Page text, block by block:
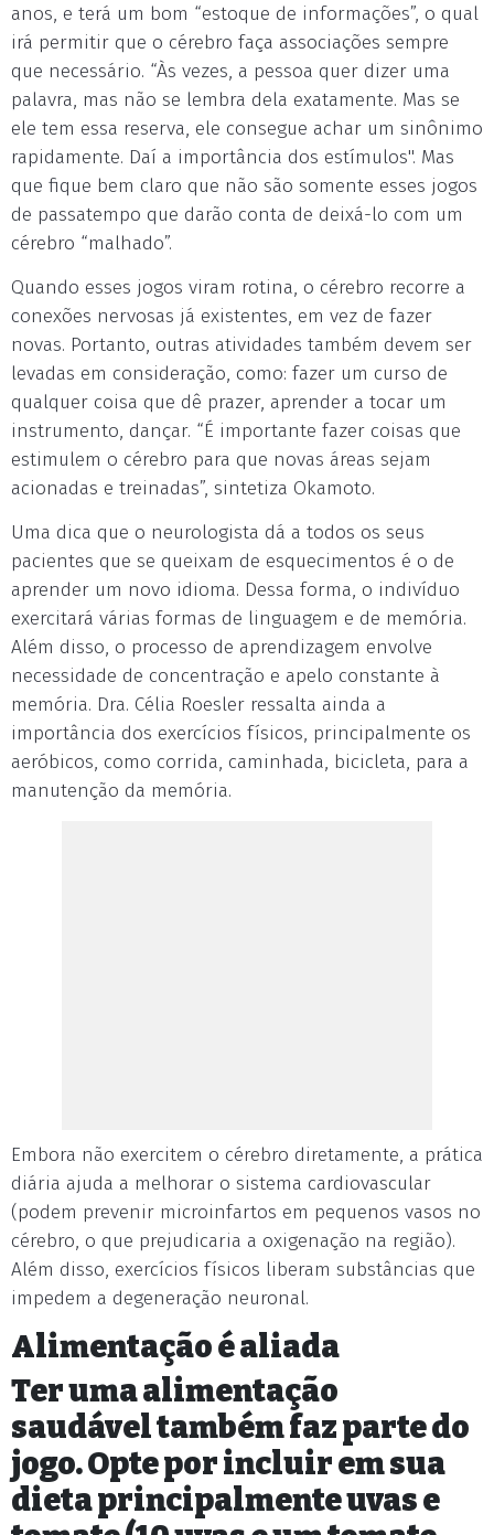
anos, e terá um bom “estoque de informações”, o qual
irá permitir que o cérebro faça associações sempre
que necessário. “Às vezes, a pessoa quer dizer uma
palavra, mas não se lembra dela exatamente. Mas se
ele tem essa reserva, ele consegue achar um sinônimo
rapidamente. Daí a importância dos estímulos". Mas
que fique bem claro que não são somente esses jogos
de passatempo que darão conta de deixá-lo com um
cérebro “malhado”.
Quando esses jogos viram rotina, o cérebro recorre a
conexões nervosas já existentes, em vez de fazer
novas. Portanto, outras atividades também devem ser
levadas em consideração, como: fazer um curso de
qualquer coisa que dê prazer, aprender a tocar um
instrumento, dançar. “É importante fazer coisas que
estimulem o cérebro para que novas áreas sejam
acionadas e treinadas”, sintetiza Okamoto.
Uma dica que o neurologista dá a todos os seus
pacientes que se queixam de esquecimentos é o de
aprender um novo idioma. Dessa forma, o indivíduo
exercitará várias formas de linguagem e de memória.
Além disso, o processo de aprendizagem envolve
necessidade de concentração e apelo constante à
memória. Dra. Célia Roesler ressalta ainda a
importância dos exercícios físicos, principalmente os
aeróbicos, como corrida, caminhada, bicicleta, para a
manutenção da memória.
Embora não exercitem o cérebro diretamente, a prática
diária ajuda a melhorar o sistema cardiovascular
(podem prevenir microinfartos em pequenos vasos no
cérebro, o que prejudicaria a oxigenação na região).
Além disso, exercícios físicos liberam substâncias que
impedem a degeneração neuronal.
Alimentação é aliada
Ter uma alimentação
saudável também faz parte do
jogo. Opte por incluir em sua
dieta principalmente uvas e